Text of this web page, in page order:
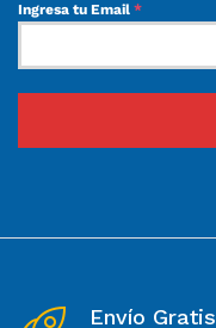
Ingresa tu Email *
Envío Gratis